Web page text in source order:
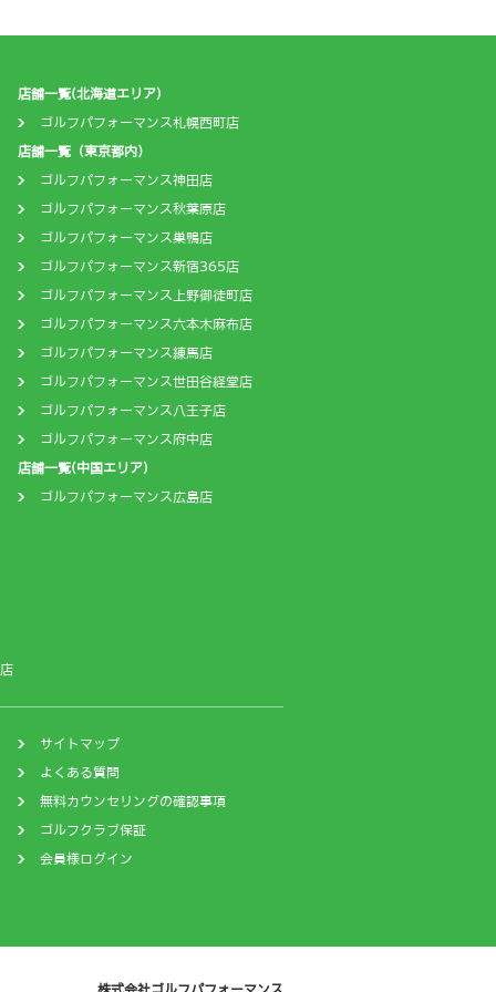
店舗一覧(北海道エリア)
ゴルフパフォーマンス札幌西町店
店舗一覧（東京都内）
ゴルフパフォーマンス神田店
ゴルフパフォーマンス秋葉原店
ゴルフパフォーマンス巣鴨店
ゴルフパフォーマンス新宿365店
ゴルフパフォーマンス上野御徒町店
ゴルフパフォーマンス六本木麻布店
ゴルフパフォーマンス練馬店
ゴルフパフォーマンス世田谷経堂店
ゴルフパフォーマンス八王子店
ゴルフパフォーマンス府中店
店舗一覧(中国エリア)
ゴルフパフォーマンス広島店
サイトマップ
よくある質問
無料カウンセリングの確認事項
ゴルフクラブ保証
会員様ログイン
株式会社ゴルフパフォーマンス